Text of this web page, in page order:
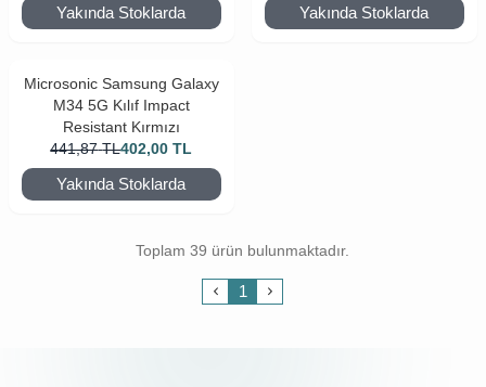
Yakında Stoklarda Yakında Stoklarda
Microsonic Samsung Galaxy
M34 5G Kılıf Impact
Resistant Kırmızı
441,87 TL402,00 TL
Yakında Stoklarda
Toplam 39 ürün bulunmaktadır.
1